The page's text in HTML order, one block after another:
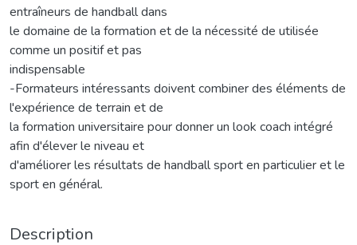
entraîneurs de handball dans
le domaine de la formation et de la nécessité de utilisée
comme un positif et pas
indispensable
-Formateurs intéressants doivent combiner des éléments de
l'expérience de terrain et de
la formation universitaire pour donner un look coach intégré
afin d'élever le niveau et
d'améliorer les résultats de handball sport en particulier et le
sport en général.
Description